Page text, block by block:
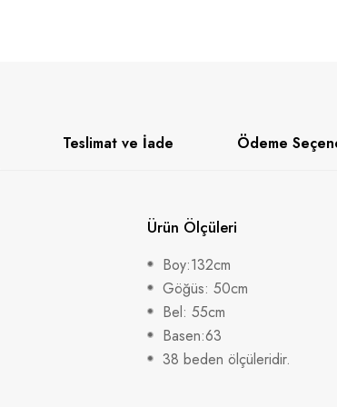
Teslimat ve İade Ödeme
Ürün Ölçüleri
Boy:132cm
Göğüs: 50cm
Bel: 55cm
Basen:63
38 beden ölçüleridir.